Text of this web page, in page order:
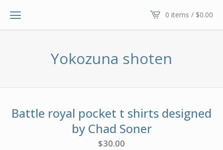
0 items / $0.00
Yokozuna shoten
Battle royal pocket t shirts designed
by Chad Soner
$30.00